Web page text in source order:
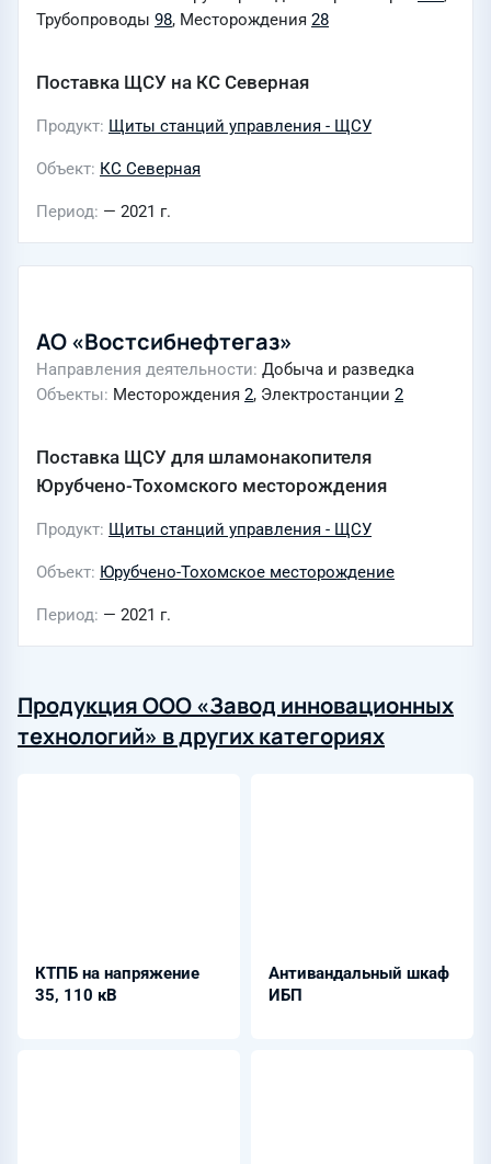
Трубопроводы 98, Месторождения 28
Поставка ЩСУ на КС Северная
Продукт Щиты станций управления - ЩСУ
Объект КС Северная
Период — 2021 г.
АО «Востсибнефтегаз»
Направления деятельности Добыча и разведка
Объекты Месторождения 2, Электростанции 2
Поставка ЩСУ для шламонакопителя
Юрубчено-Тохомского месторождения
Продукт Щиты станций управления - ЩСУ
Объект Юрубчено-Тохомское месторождение
Период — 2021 г.
Продукция ООО «Завод инновационных
технологий» в других категориях
КТПБ на напряжение
35, 110 кВ
Антивандальный шкаф
ИБП